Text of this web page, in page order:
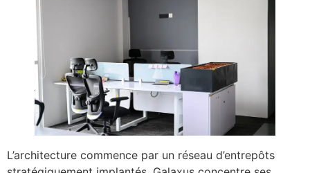
L’architecture commence par un réseau d’entrepôts